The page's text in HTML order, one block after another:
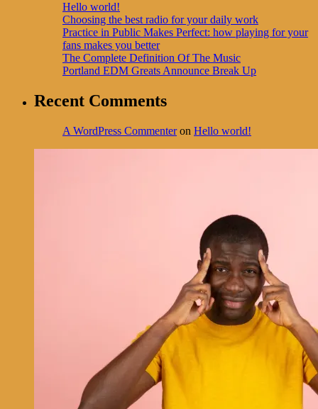
Hello world!
Choosing the best radio for your daily work
Practice in Public Makes Perfect: how playing for your
fans makes you better
The Complete Definition Of The Music
Portland EDM Greats Announce Break Up
Recent Comments
A WordPress Commenteron Hello world!